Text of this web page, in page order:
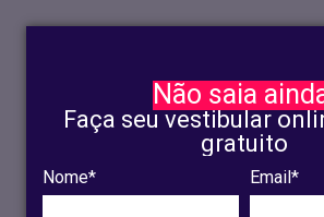
Não saia
Faça seu vestibular
gratuito
Nome* Email*
INSCRIÇÃO